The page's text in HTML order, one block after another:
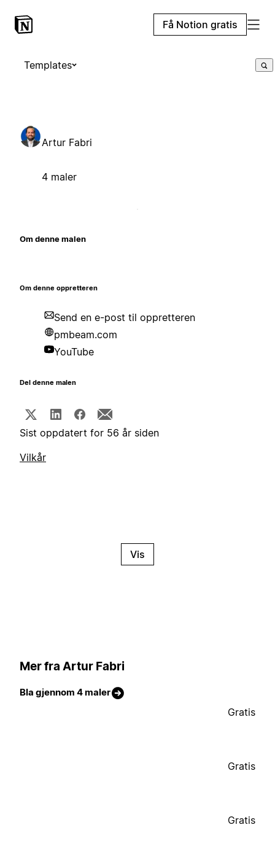
Få Notion gratis
Templates
Artur Fabri
4 maler
Om denne malen
Om denne oppretteren
Send en e-post til oppretteren
pmbeam.com
YouTube
Del denne malen
Sist oppdatert for 56 år siden
Vilkår
Vis
Mer fra Artur Fabri
Bla gjennom 4 maler
Gratis
Gratis
Gratis